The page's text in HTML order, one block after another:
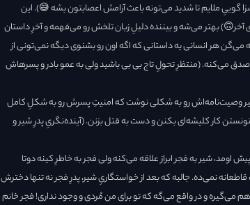
گوییِ ملایم تا شدید می‌تونه باعث آرامش اعصابتون بشه 😅). این
بهتر می‌شه و بیننده دلیلِ زبان تلخش رو می‌فهمه و آخرِ داستان
هر انسانی یه داستانی که اگه اون رو بشنوی دیگه نمی‌تونی از
می‌کنه. (منتظرِ تحولِ تاج بی بی باشید ولی به عمو بادر و پسرهاش
شیر وصیت‌نامه‌اش رو به شکلی نوشت که امنیتِ پسرش رو به شکلِ کامل
کار کلیشه‌ای بکنن و دست به قتل بزنن. (آینده‌نگریِ پدرِ شیر و
اومد، شیر به فجر ابراز علاقه می‌کنه ولی فجر به خاطرِ کینه دوتا
نمی‌ده. جالبه که بعد از خواستگاریِ شیر، پدرِ فجر نه تنها دخترش
می‌گیره و در واقع می‌گه که تو برای من مُردی و وجود نداری! فجر خانم